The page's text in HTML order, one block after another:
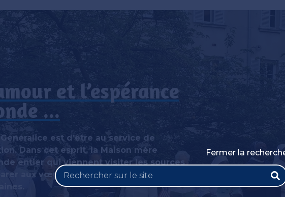
Fermer la
et l’espérance
...
est d’être au service de
Dans cet esprit, la Maison mère
entier qui viennent visiter les sources
aux vœux définitifs et suivre une